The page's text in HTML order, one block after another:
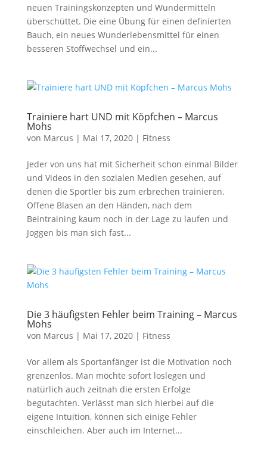
neuen Trainingskonzepten und Wundermitteln
überschüttet. Die eine Übung für einen definierten
Bauch, ein neues Wunderlebensmittel für einen
besseren Stoffwechsel und ein...
Trainiere hart UND mit Köpfchen – Marcus
Mohs
von Marcus | Mai 17, 2020| Fitness
Jeder von uns hat mit Sicherheit schon einmal Bilder
und Videos in den sozialen Medien gesehen, auf
denen die Sportler bis zum erbrechen trainieren.
Offene Blasen an den Händen, nach dem
Beintraining kaum noch in der Lage zu laufen und
Joggen bis man sich fast...
Die 3 häufigsten Fehler beim Training – Marcus
Mohs
von Marcus | Mai 17, 2020| Fitness
Vor allem als Sportanfänger ist die Motivation noch
grenzenlos. Man möchte sofort loslegen und
natürlich auch zeitnah die ersten Erfolge
begutachten. Verlässt man sich hierbei auf die
eigene Intuition, können sich einige Fehler
einschleichen. Aber auch im Internet...